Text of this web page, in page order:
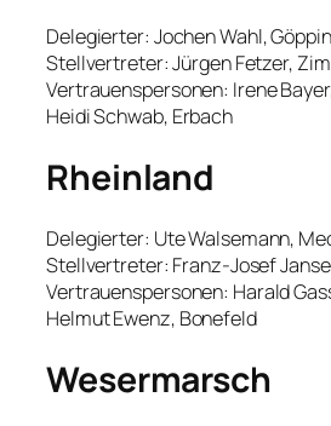
Delegierter: Jochen Wahl,
Stellvertreter: Jürgen Fetzer,
Vertrauenspersonen: Irene
Heidi Schwab, Erbach
Rheinland
Delegierter: Ute Walsemann,
Stellvertreter: Franz-Josef
Vertrauenspersonen: Harald
Helmut Ewenz, Bonefeld
Wesermarsch